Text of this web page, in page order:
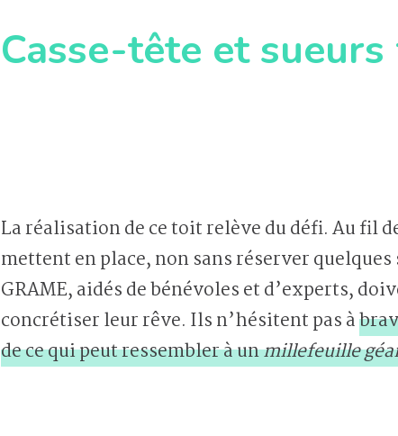
Casse-tête et
La réalisation de ce toit relève du défi. Au fil
mettent en place, non sans réserver
GRAME, aidés de bénévoles et d’experts,
concrétiser leur rêve. Ils n’hésitent pas à
de ce qui peut ressembler à unmillefeuille